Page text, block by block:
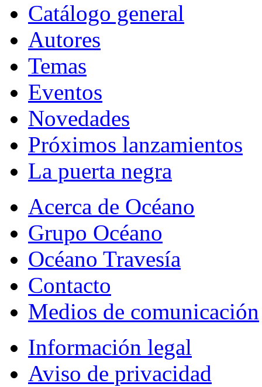
Catálogo general
Autores
Temas
Eventos
Novedades
Próximos lanzamientos
La puerta negra
Acerca de Océano
Grupo Océano
Océano Travesía
Contacto
Medios de comunicación
Información legal
Aviso de privacidad